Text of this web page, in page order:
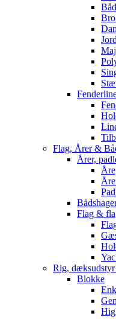
Flag, Årer &
Årer,
Flag &
Rig,
Blokke